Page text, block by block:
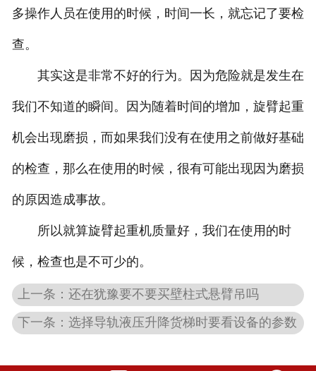
多操作人员在使用的时候，时间一长，就忘记了要检
查。
其实这是非常不好的行为。因为危险就是发生在
我们不知道的瞬间。因为随着时间的增加，旋臂起重
机会出现磨损，而如果我们没有在使用之前做好基础
的检查，那么在使用的时候，很有可能出现因为磨损
的原因造成事故。
所以就算旋臂起重机质量好，我们在使用的时
候，检查也是不可少的。
上一条：还在犹豫要不要买壁柱式悬臂吊吗
下一条：选择导轨液压升降货梯时要看设备的参数